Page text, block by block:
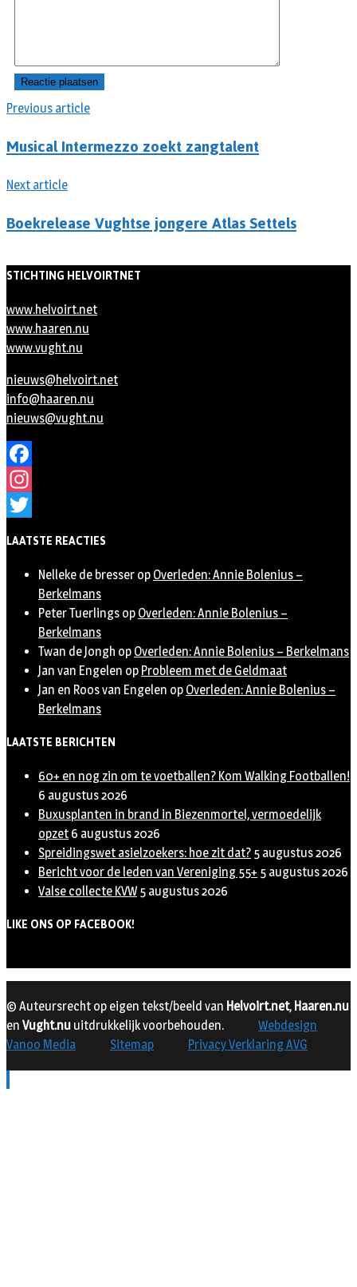
Previous article
Musical Intermezzo zoekt zangtalent
Next article
Boekrelease Vughtse jongere Atlas Settels
STICHTING HELVOIRTNET
www.helvoirt.net
www.haaren.nu
www.vught.nu
nieuws@helvoirt.net
info@haaren.nu
nieuws@vught.nu
Facebook
Instagram
LAATSTE REACTIES
Nelleke de bresser op Overleden: Annie Bolenius –
Berkelmans
Peter Tuerlings op Overleden: Annie Bolenius –
Berkelmans
Twan de Jongh op Overleden: Annie Bolenius – Berkelmans
Jan van Engelen op Probleem met de Geldmaat
Jan en Roos van Engelen op Overleden: Annie Bolenius –
Berkelmans
LAATSTE BERICHTEN
60+ en nog zin om te voetballen? Kom Walking Footballen!
6 augustus 2026
Buxusplanten in brand in Biezenmortel, vermoedelijk
opzet 6 augustus 2026
Spreidingswet asielzoekers: hoe zit dat? 5 augustus 2026
Bericht voor de leden van Vereniging 55+ 5 augustus 2026
Valse collecte KVW 5 augustus 2026
LIKE ONS OP FACEBOOK!
© Auteursrecht op eigen tekst/beeld van Helvoirt.net, Haaren.nu
en Vught.nu uitdrukkelijk voorbehouden.
Webdesign
Vanoo Media
Sitemap Privacy Verklaring AVG